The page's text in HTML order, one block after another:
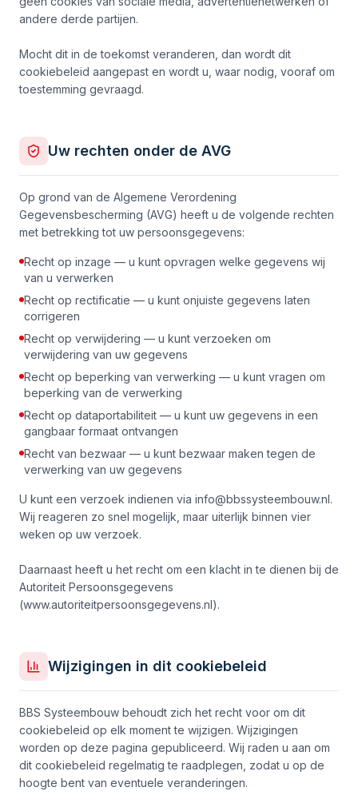
andere derde partijen.
Mocht dit in de toekomst veranderen, dan wordt dit
cookiebeleid aangepast en wordt u, waar nodig, vooraf om
toestemming gevraagd.
Uw rechten onder de AVG
Op grond van de Algemene Verordening
Gegevensbescherming (AVG) heeft u de volgende rechten
met betrekking tot uw persoonsgegevens:
Recht op inzage — u kunt opvragen welke gegevens wij
van u verwerken
Recht op rectificatie — u kunt onjuiste gegevens laten
corrigeren
Recht op verwijdering — u kunt verzoeken om
verwijdering van uw gegevens
Recht op beperking van verwerking — u kunt vragen om
beperking van de verwerking
Recht op dataportabiliteit — u kunt uw gegevens in een
gangbaar formaat ontvangen
Recht van bezwaar — u kunt bezwaar maken tegen de
verwerking van uw gegevens
U kunt een verzoek indienen via info@bbssysteembouw.nl.
Wij reageren zo snel mogelijk, maar uiterlijk binnen vier
weken op uw verzoek.
Daarnaast heeft u het recht om een klacht in te dienen bij de
Autoriteit Persoonsgegevens
(www.autoriteitpersoonsgegevens.nl).
Wijzigingen in dit cookiebeleid
BBS Systeembouw behoudt zich het recht voor om dit
cookiebeleid op elk moment te wijzigen. Wijzigingen
worden op deze pagina gepubliceerd. Wij raden u aan om
dit cookiebeleid regelmatig te raadplegen, zodat u op de
hoogte bent van eventuele veranderingen.